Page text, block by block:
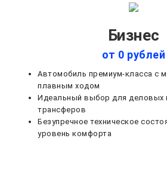
Бизнес
от 0 рублей
Автомобиль премиум-класса с
плавным ходом
Идеальный выбор для деловых
трансферов
Безупречное техническое
уровень комфорта